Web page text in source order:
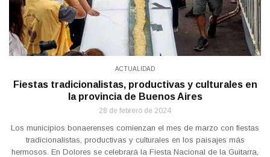
ACTUALIDAD
Fiestas tradicionalistas, productivas y culturales en
la provincia de Buenos Aires
28 de febrero de 2024
Los municipios bonaerenses comienzan el mes de marzo con fiestas
tradicionalistas, productivas y culturales en los paisajes más
hermosos. En Dolores se celebrará la Fiesta Nacional de la Guitarra,